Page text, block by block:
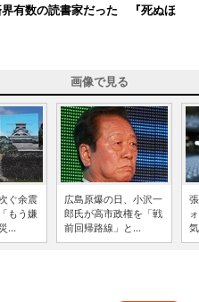
有数の読書家だった 『死ぬほ
画像で見る
ぐ余震
もう嫌
...
広島原爆の日、小沢一
郎氏が高市政権を「戦
前回帰路線」と...